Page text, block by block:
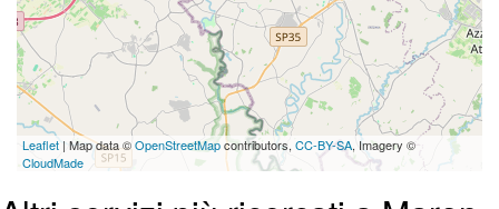
Leaflet | Map data ©OpenStreetMapcontributors, CC-BY-SA, Imagery ©
CloudMade